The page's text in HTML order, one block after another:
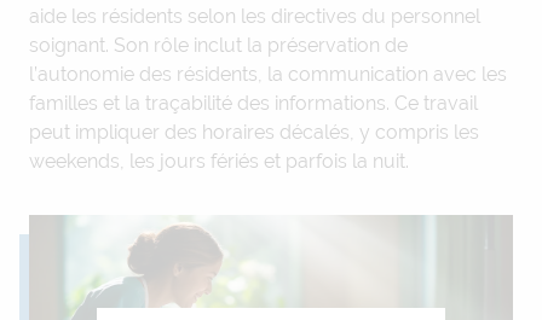
aide les résidents selon les directives du personnel
soignant. Son rôle inclut la préservation de
l’autonomie des résidents, la communication avec les
familles et la traçabilité des informations. Ce travail
peut impliquer des horaires décalés, y compris les
weekends, les jours fériés et parfois la nuit.
Une formation en
alternance